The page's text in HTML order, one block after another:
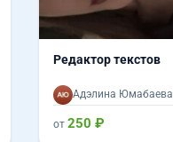
Редактор текстов
Адэлина Юмабаева
от 250 ₽